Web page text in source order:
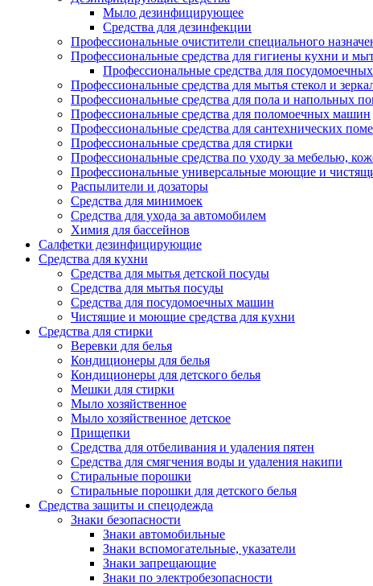
Мыло дезинфицирующее
Средства для дезинфекции
Профессиональные очистители специального
Профессиональные средства для гигиены кухни и
Профессиональные средства для
Профессиональные средства для мытья стекол и
Профессиональные средства для пола и напольных
Профессиональные средства для поломоечных машин
Профессиональные средства для сантехнических
Профессиональные средства для стирки
Профессиональные средства по уходу за мебелью,
Профессиональные универсальные моющие и
Распылители и дозаторы
Средства для минимоек
Средства для ухода за автомобилем
Химия для бассейнов
Салфетки дезинфицирующие
Средства для кухни
Средства для мытья детской посуды
Средства для мытья посуды
Средства для посудомоечных машин
Чистящие и моющие средства для кухни
Средства для стирки
Веревки для белья
Кондиционеры для белья
Кондиционеры для детского белья
Мешки для стирки
Мыло хозяйственное
Мыло хозяйственное детское
Прищепки
Средства для отбеливания и удаления пятен
Средства для смягчения воды и удаления накипи
Стиральные порошки
Стиральные порошки для детского белья
Средства защиты и спецодежда
Знаки безопасности
Знаки автомобильные
Знаки вспомогательные, указатели
Знаки запрещающие
Знаки по электробезопасности